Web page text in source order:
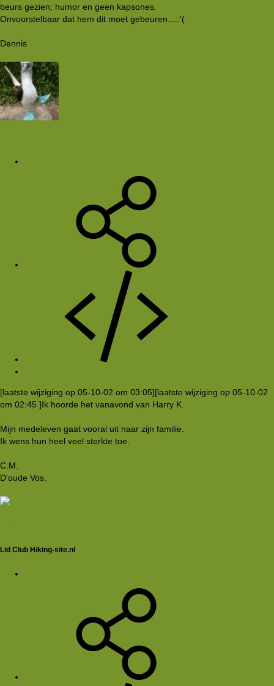
beurs gezien; humor en geen kapsones.
Onvoorstelbaar dat hem dit moet gebeuren....:'(
Dennis
[laatste wijziging op 05-10-02 om 03:05][laatste wijziging op 05-10-02
om 02:45 ]Ik hoorde het vanavond van Harry K.
Mijn medeleven gaat vooral uit naar zijn familie.
Ik wens hun heel veel sterkte toe.
C.M.
D'oude Vos.
Lid Club Hiking-site.nl